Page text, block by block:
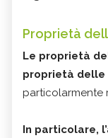
Proprietà
Le proprietà
proprietà delle
particolarmente
In particolare,